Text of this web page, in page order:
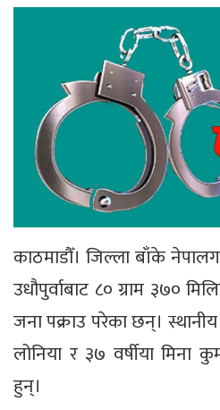
काठमाडौँ। जिल्ला बाँके
उधौपुर्वाबाट ८० ग्राम ३७०
जना पक्राउ परेका छन्।
लोनिया र ३७ वर्षीया मिना
हुन्।